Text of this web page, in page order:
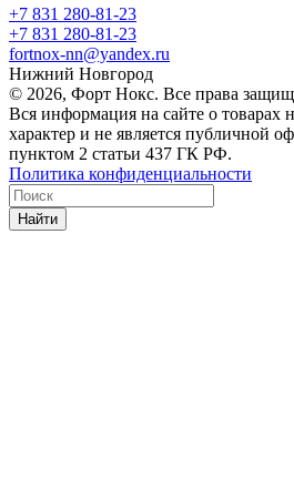
+7 831 280-81-23
+7 831 280-81-23
fortnox-nn@yandex.ru
Нижний Новгород
© 2026, Форт Нокс. Все права
Вся информация на сайте о товарах
характер и не является публичной
пунктом 2 статьи 437 ГК РФ.
Политика конфиденциальности
Найти